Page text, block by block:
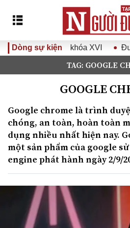
Dòng sự kiện
khóa XVI Đưa Nghị quyết Đại
TAG: GOOGLE
GOOGLE
Google chrome là trình
chóng, an toàn, hoàn toàn
dụng nhiều nhất hiện nay.
một sản phẩm của google
engine phát hành ngày 2/9/